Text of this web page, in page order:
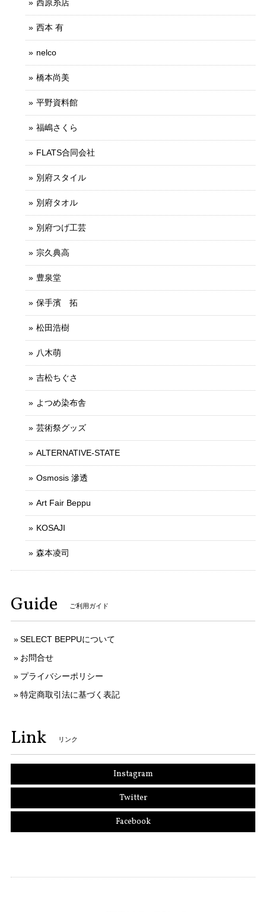
西原糸店
西本 有
nelco
橋本尚美
平野資料館
福嶋さくら
FLATS合同会社
別府スタイル
別府タオル
別府つげ工芸
宗久典高
豊泉堂
保手濱 拓
松田浩樹
八木萌
吉松ちぐさ
よつめ染布舎
芸術祭グッズ
ALTERNATIVE-STATE
Osmosis 滲透
Art Fair Beppu
KOSAJI
森本凌司
Guide ご利用ガイド
SELECT BEPPUについて
お問合せ
プライバシーポリシー
特定商取引法に基づく表記
Link リンク
Instagram
Twitter
Facebook